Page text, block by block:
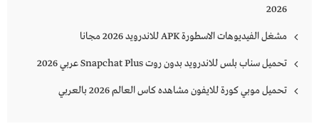
2026
مشغل الفيديوهات الاسطورة APK للاندرويد 2026 مجانا
تحميل سناب بلس للاندرويد بدون روت Snapchat Plus‏ عربي 2026
تحميل موبي كورة للايفون مشاهده كاس العالم 2026 بالعربي